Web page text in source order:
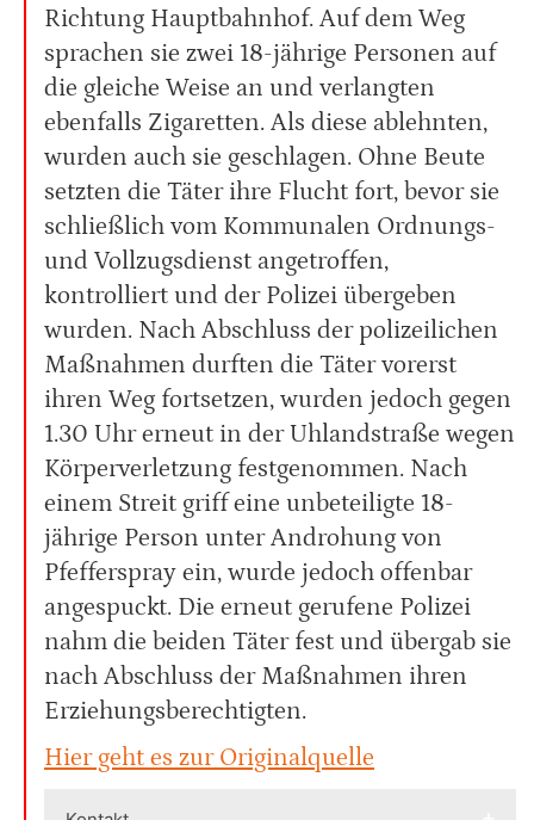
Richtung Hauptbahnhof. Auf dem Weg
sprachen sie zwei 18-jährige Personen auf
die gleiche Weise an und verlangten
ebenfalls Zigaretten. Als diese ablehnten,
wurden auch sie geschlagen. Ohne Beute
setzten die Täter ihre Flucht fort, bevor sie
schließlich vom Kommunalen Ordnungs-
und Vollzugsdienst angetroffen,
kontrolliert und der Polizei übergeben
wurden. Nach Abschluss der polizeilichen
Maßnahmen durften die Täter vorerst
ihren Weg fortsetzen, wurden jedoch gegen
1.30 Uhr erneut in der Uhlandstraße wegen
Körperverletzung festgenommen. Nach
einem Streit griff eine unbeteiligte 18-
jährige Person unter Androhung von
Pfefferspray ein, wurde jedoch offenbar
angespuckt. Die erneut gerufene Polizei
nahm die beiden Täter fest und übergab sie
nach Abschluss der Maßnahmen ihren
Erziehungsberechtigten.
Hier geht es zur Originalquelle